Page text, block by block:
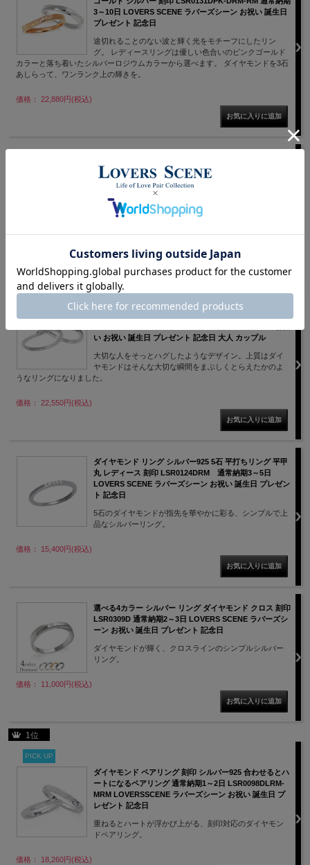
3～10日 LOVERS SCENE ラバーズシーン お祝い 誕生日
プレゼント 記念日
途切れることのない波と輝く光をモチーフにしたリン
グ。 レディースリングは優しい色合いのピンクゴールド
カラーと落ち着いたシルバーロジウムカラーから選べます。 ダイヤモンドを3石
あしらって、ワンランク上の輝きを。
価格： 22,880円(税込)
LSR0125DRM 通常納期3～5日 LOVERS SCENE ラバー
ズシーン お祝い 誕生日 プレゼント 記念日
大切な人をそっとハグしたようなデザイン。上質はダイ
ヤモンドはそんな大切な瞬間をまぶしくとらえたかのよ
ダイヤモンド ペアリング ペアリング シルバー925 ダイヤ
い お祝い 誕生日 プレゼント 記念日 大人 カップル
大切な人をそっとハグしたようなデザイン。上質はダイ
ヤモンドはそんな大切な瞬間をまぶしくとらえたかのよ
うなリングになりました。
価格： 22,550円(税込)
ダイヤモンド リング シルバー925 5石 平打ちリング 平甲
丸 レディース 刻印 LSR0124DRM 通常納期3～5日
LOVERS SCENE ラバーズシーン お祝い 誕生日 プレゼン
ト 記念日
5石のダイヤモンドが指先を華やかに彩る、シンプルで上
品なシルバーリング。
価格： 15,400円(税込)
選べる4カラー シルバー リング ダイヤモンド クロス 刻印
LSR0309D 通常納期2～3日 LOVERS SCENE ラバーズシ
ーン お祝い 誕生日 プレゼント 記念日
ダイヤモンドが輝く、クロスラインのシンプルシルバー
リング。
価格： 11,000円(税込)
1位
PICK UP
ダイヤモンド ペアリング 刻印 シルバー925 合わせるとハ
ートになるペアリング 通常納期1～2日 LSR0098DLRM-
MRM LOVERSSCENE ラバーズシーン お祝い 誕生日 プ
レゼント 記念日
重ねるとハートが浮かび上がる、刻印対応のダイヤモン
ドペアリング。
価格： 18,260円(税込)